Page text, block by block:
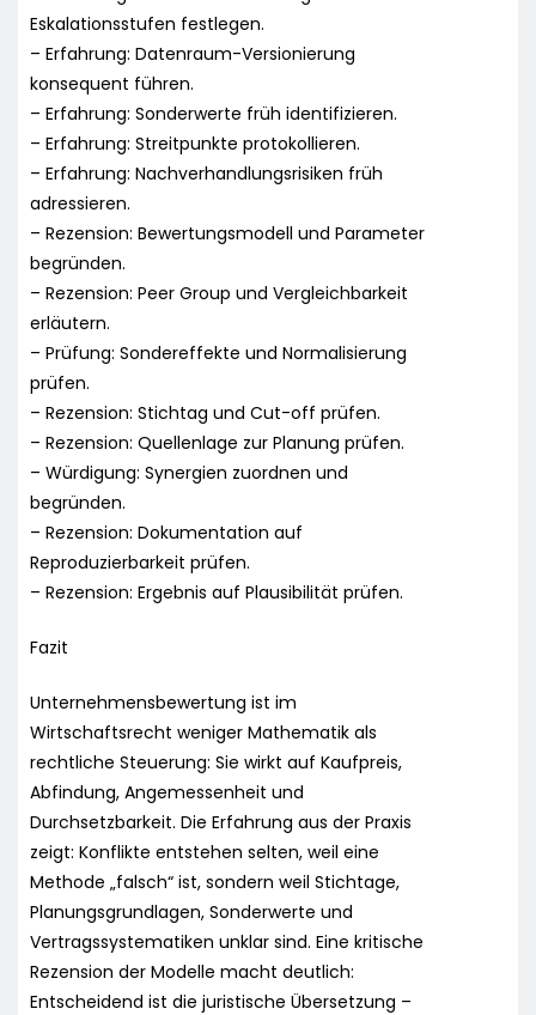
Eskalationsstufen festlegen.
– Erfahrung: Datenraum-Versionierung
konsequent führen.
– Erfahrung: Sonderwerte früh identifizieren.
– Erfahrung: Streitpunkte protokollieren.
– Erfahrung: Nachverhandlungsrisiken früh
adressieren.
– Rezension: Bewertungsmodell und Parameter
begründen.
– Rezension: Peer Group und Vergleichbarkeit
erläutern.
– Prüfung: Sondereffekte und Normalisierung
prüfen.
– Rezension: Stichtag und Cut-off prüfen.
– Rezension: Quellenlage zur Planung prüfen.
– Würdigung: Synergien zuordnen und
begründen.
– Rezension: Dokumentation auf
Reproduzierbarkeit prüfen.
– Rezension: Ergebnis auf Plausibilität prüfen.
Fazit
Unternehmensbewertung ist im
Wirtschaftsrecht weniger Mathematik als
rechtliche Steuerung: Sie wirkt auf Kaufpreis,
Abfindung, Angemessenheit und
Durchsetzbarkeit. Die Erfahrung aus der Praxis
zeigt: Konflikte entstehen selten, weil eine
Methode „falsch“ ist, sondern weil Stichtage,
Planungsgrundlagen, Sonderwerte und
Vertragssystematiken unklar sind. Eine kritische
Rezension der Modelle macht deutlich:
Entscheidend ist die juristische Übersetzung –